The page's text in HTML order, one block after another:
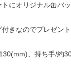
にオリジナル缶バ
きなのでプレゼント
、持ち手/約